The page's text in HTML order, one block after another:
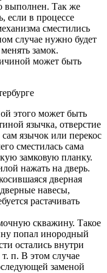
выполнен. Так же
если в процессе
сместились
случае нужно будет
замок.
может быть
этого может быть
язычка, отверстие
язычок или перекос
сместилась сама
замковую планку.
нажать на дверь.
дверная
навесы,
растачивать
скважину. Такое
попал инородный
остались внутри
п. В этом случае
заменой